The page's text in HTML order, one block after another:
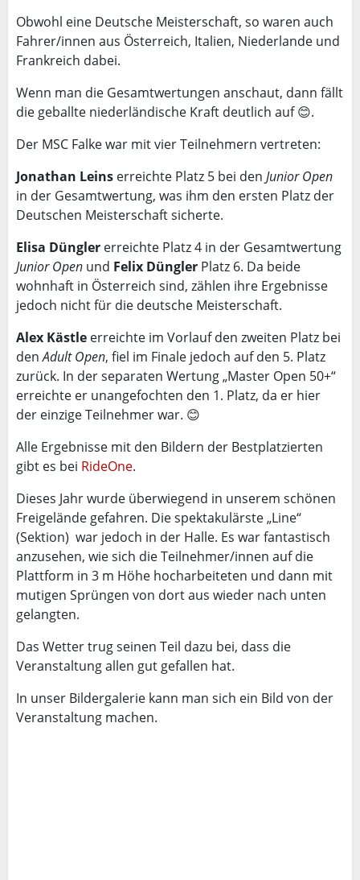
Obwohl eine Deutsche Meisterschaft, so waren auch
Fahrer/innen aus Österreich, Italien, Niederlande und
Frankreich dabei.
Wenn man die Gesamtwertungen anschaut, dann fällt
die geballte niederländische Kraft deutlich auf 😊.
Der MSC Falke war mit vier Teilnehmern vertreten:
Jonathan Leins erreichte Platz 5 bei den Junior Open
in der Gesamtwertung, was ihm den ersten Platz der
Deutschen Meisterschaft sicherte.
Elisa Düngler erreichte Platz 4 in der Gesamtwertung
Junior Open und Felix Düngler Platz 6. Da beide
wohnhaft in Österreich sind, zählen ihre Ergebnisse
jedoch nicht für die deutsche Meisterschaft.
Alex Kästle erreichte im Vorlauf den zweiten Platz bei
denAdult Open, fiel im Finale jedoch auf den 5. Platz
zurück. In der separaten Wertung „Master Open 50+“
erreichte er unangefochten den 1. Platz, da er hier
der einzige Teilnehmer war. 😊
Alle Ergebnisse mit den Bildern der Bestplatzierten
gibt es bei RideOne.
Dieses Jahr wurde überwiegend in unserem schönen
Freigelände gefahren. Die spektakulärste „Line“
(Sektion) war jedoch in der Halle. Es war fantastisch
anzusehen, wie sich die Teilnehmer/innen auf die
Plattform in 3 m Höhe hocharbeiteten und dann mit
mutigen Sprüngen von dort aus wieder nach unten
gelangten.
Das Wetter trug seinen Teil dazu bei, dass die
Veranstaltung allen gut gefallen hat.
In unser Bildergalerie kann man sich ein Bild von der
Veranstaltung machen.